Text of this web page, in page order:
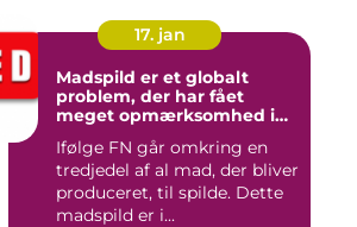
17. jan
Madspild er et globalt
problem, der har fået
meget opmærksomhed i
Ifølge FN går omkring en
tredjedel af al mad, der bliver
produceret, til spilde. Dette
madspild er i...